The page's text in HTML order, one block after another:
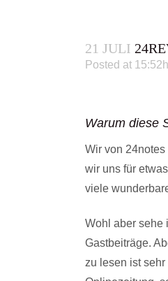
21 JULI
Posted at 15:52h
Warum diese
Wir von
wir uns für
viele
Wohl aber sehe
Gastbeiträge.
zu lesen ist